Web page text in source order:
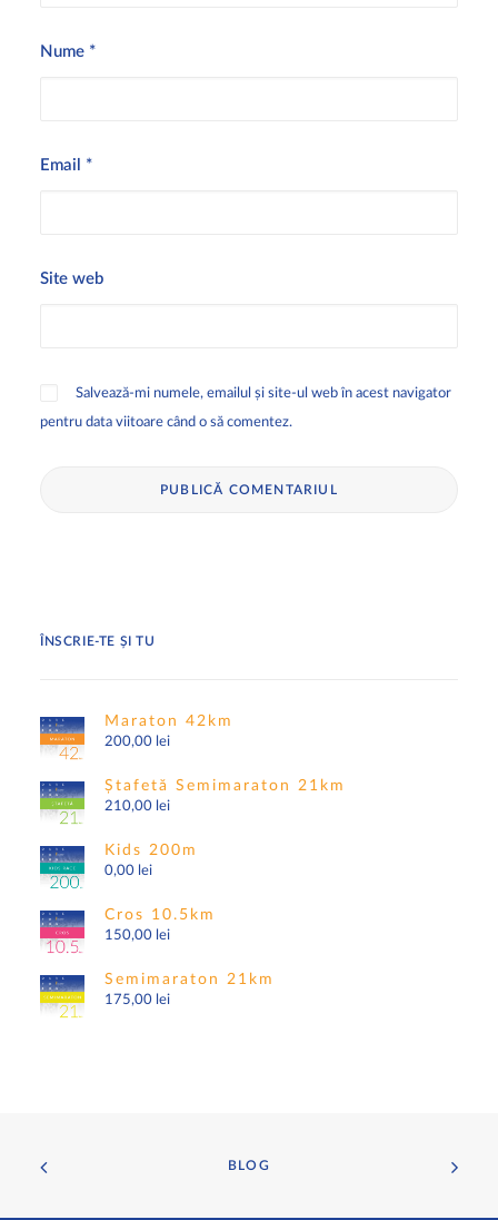
Nume *
Email *
Site web
Salvează-mi numele, emailul și site-ul web în acest navigator
pentru data viitoare când o să comentez.
ÎNSCRIE-TE ȘI TU
Maraton 42km
200,00 lei
Ștafetă Semimaraton 21km
210,00 lei
Kids 200m
0,00 lei
Cros 10.5km
150,00 lei
Semimaraton 21km
175,00 lei
BLOG